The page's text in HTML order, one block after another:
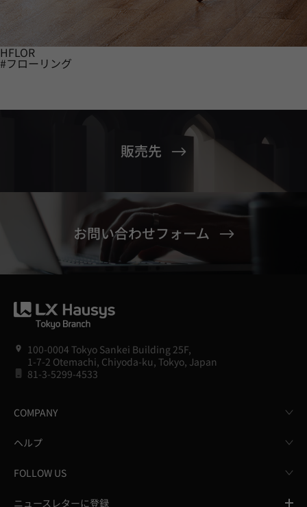
HFLOR
#フローリング
販売先
お問い合わせフォーム
100-0004 Tokyo Sankei Building 25F,
1-7-2 Otemachi, Chiyoda-ku, Tokyo, Japan
81-3-5299-4533
COMPANY
ヘルプ
FOLLOW US
ニュースレターに登録